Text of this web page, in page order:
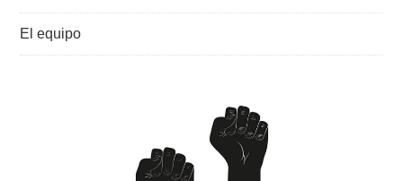
El equipo